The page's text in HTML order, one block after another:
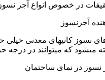
در خصوص انواع آجر
آجرنسوز
های نسوز کانیهای معدنی خیلی
میشود که میتوانند در درجه
نسوز در نمای ساختمان